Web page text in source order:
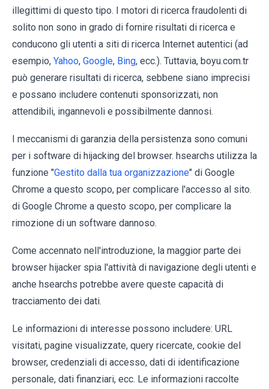
illegittimi di questo tipo. I motori di ricerca fraudolenti di
solito non sono in grado di fornire risultati di ricerca e
conducono gli utenti a siti di ricerca Internet autentici (ad
esempio, Yahoo, Google, Bing, ecc.). Tuttavia, boyu.com.tr
può generare risultati di ricerca, sebbene siano imprecisi
e possano includere contenuti sponsorizzati, non
attendibili, ingannevoli e possibilmente dannosi.
I meccanismi di garanzia della persistenza sono comuni
per i software di hijacking del browser. hsearchs utilizza la
funzione "Gestito dalla tua organizzazione" di Google
Chrome a questo scopo, per complicare l'accesso al sito.
di Google Chrome a questo scopo, per complicare la
rimozione di un software dannoso.
Come accennato nell'introduzione, la maggior parte dei
browser hijacker spia l'attività di navigazione degli utenti e
anche hsearchs potrebbe avere queste capacità di
tracciamento dei dati.
Le informazioni di interesse possono includere: URL
visitati, pagine visualizzate, query ricercate, cookie del
browser, credenziali di accesso, dati di identificazione
personale, dati finanziari, ecc. Le informazioni raccolte